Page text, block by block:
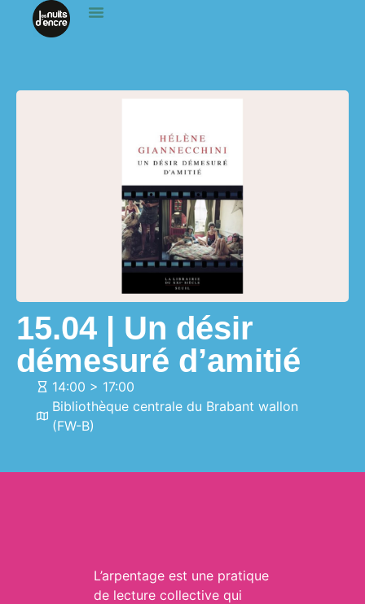
15.04 | Un désir
démesuré d’amitié
14:00 > 17:00
Bibliothèque centrale du Brabant wallon
(FW-B)
L’arpentage est une pratique
de lecture collective qui